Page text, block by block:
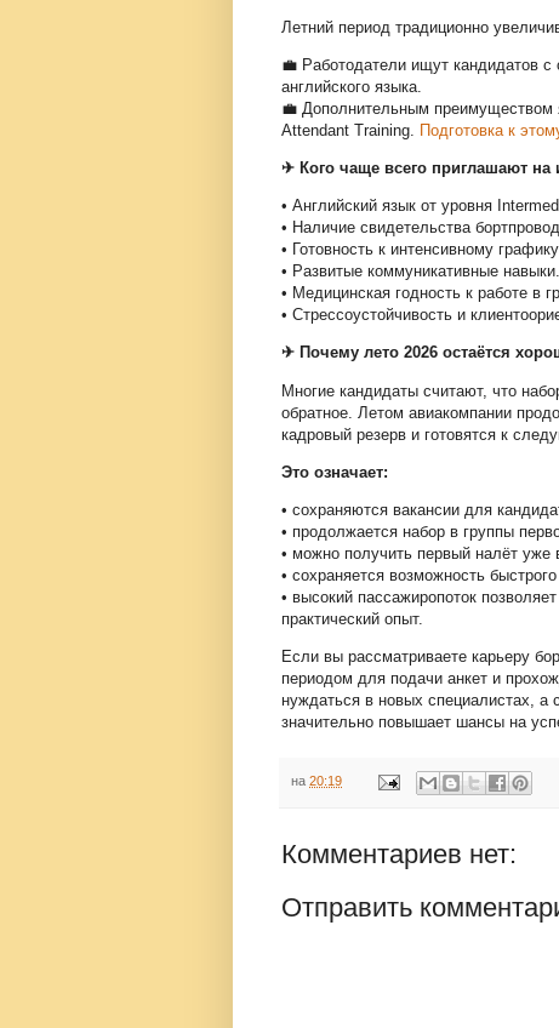
Летний период традиционно
💼 Работодатели ищут кандидатов
английского языка.
💼 Дополнительным преимуществом
Attendant Training.
Подготовка к
✈ Кого чаще всего приглашают на
• Английский язык от уровня
• Наличие свидетельства
• Готовность к интенсивному
• Развитые коммуникативные навыки.
• Медицинская годность к работе в
• Стрессоустойчивость и
✈ Почему лето 2026 остаётся
Многие кандидаты считают, что
обратное. Летом авиакомпании
кадровый резерв и готовятся к
Это означает:
• сохраняются вакансии для
• продолжается набор в группы
• можно получить первый налёт уже
• сохраняется возможность
• высокий пассажиропоток
практический опыт.
Если вы рассматриваете карьеру
периодом для подачи анкет и
нуждаться в новых специалистах, а
значительно повышает шансы на
на 20:19
Комментариев нет:
Отправить